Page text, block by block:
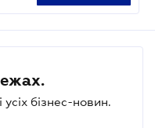
бізнес-новин.